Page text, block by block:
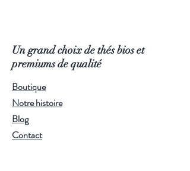
bois de cerisier qui révèle des
arômes doux et fruités, pour une
tasse ronde, subtilement boisée. Le
plus délicat de la gamme fumée —
parfait en toute saison.
Infusion :
Utilisez de l'eau filtrée ou de source
Un grand choix de thés bios et
premiums de qualité
Boutique
Notre histoire
Blog
Contact